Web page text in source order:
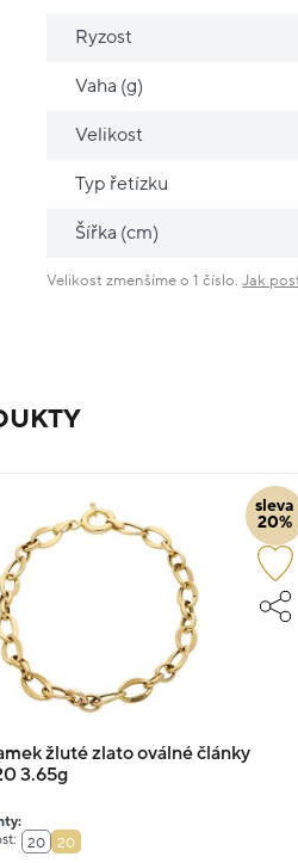
Ryzost
Vaha (g)
Velikost
Typ řetízku
Šířka (cm)
Velikost zmenšíme o 1 číslo.Jak
sleva
20%
žluté zlato oválné články
3.65g
20 20